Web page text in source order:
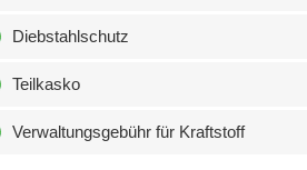
Diebstahlschutz
Teilkasko
Verwaltungsgebühr für Kraftstoff